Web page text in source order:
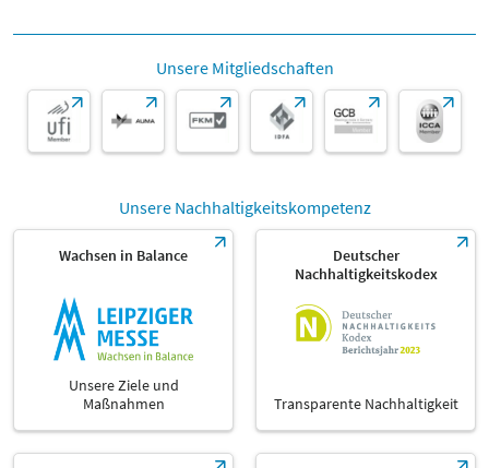
Unsere Mitgliedschaften
Unsere Nachhaltigkeitskompetenz
Wachsen in Balance
Unsere Ziele und
Maßnahmen
Deutscher
Nachhaltigkeitskodex
Transparente Nachhaltigkeit